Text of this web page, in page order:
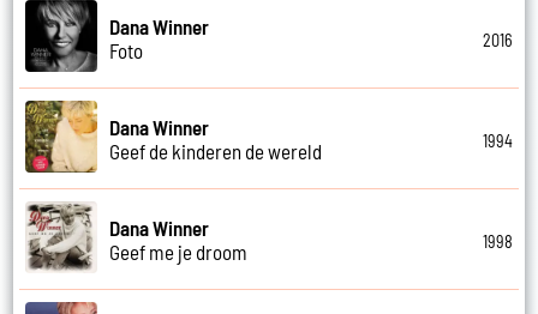
Dana Winner
Foto
2016
Dana Winner
Geef de kinderen de wereld
1994
Dana Winner
Geef me je droom
1998